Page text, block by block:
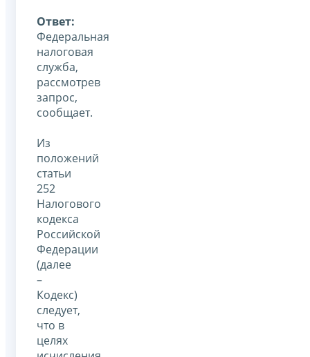
Ответ:
Федеральная
налоговая
служба,
рассмотрев
запрос,
сообщает.
Из
положений
статьи
252
Налогового
кодекса
Российской
Федерации
(далее
–
Кодекс)
следует,
что в
целях